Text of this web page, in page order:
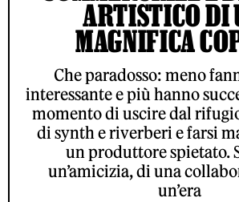
ARTISTICO DI
MAGNIFICA
Che paradosso: meno
interessante e più hanno
momento di uscire dal
di synth e riverberi e farsi
un produttore spietato.
un’amicizia, di una
un’era